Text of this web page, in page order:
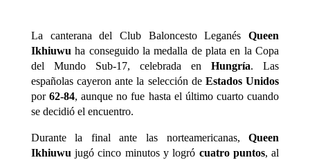
La canterana del Club Baloncesto LeganésQueen
Ikhiuwuha conseguido la medalla de plata en la Copa
del Mundo Sub-17, celebrada enHungría. Las
españolas cayeron ante la selección de Estados Unidos
por 62-84, aunque no fue hasta el último cuarto cuando
se decidió el encuentro.
Durante la final ante las norteamericanas,Queen
Ikhiuwujugó cinco minutos y logró cuatro puntos, al